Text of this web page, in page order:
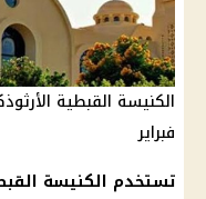
الكنيسة القبطية
فبراير
تستخدم الكنيسة